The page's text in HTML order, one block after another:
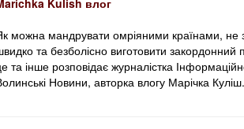
Kulish влог
можна мандрувати омріяними країнами, не
та безболісно виготовити закордонний
та інше розповідає журналістка
Новини, авторка влогу Марічка Куліш.